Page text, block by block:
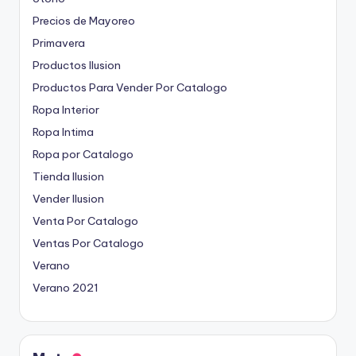
Precios de Mayoreo
Primavera
Productos Ilusion
Productos Para Vender Por Catalogo
Ropa Interior
Ropa Intima
Ropa por Catalogo
Tienda Ilusion
Vender Ilusion
Venta Por Catalogo
Ventas Por Catalogo
Verano
Verano 2021